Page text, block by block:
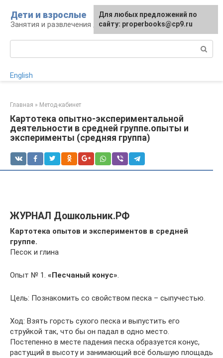
контенту
Дети и взрослые
Занятия и развлечения для дошкольников
English
Главная » Метод-кабинет
Картотека опытно-экспериментальной
деятельности в средней группе.опыты и
эксперименты (средняя группа)
ЖУРНАЛ Дошкольник.РФ
Картотека опытов и экспериментов в средней
группе.
Песок и глина
Опыт № 1. «Песчаный конус».
Цель: Познакомить со свойством песка – сыпучестью.
Ход: Взять горсть сухого песка и выпустить его
струйкой так, что бы он падал в одно место.
Постепенно в месте падения песка образуется конус,
растущий в высоту и занимающий всё большую площадь
Для любых предложений по
сайту: properbooks@cp9.ru